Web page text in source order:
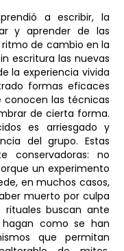
a escribir, la
y aprender de las
de cambio en la
escritura las nuevas
la experiencia vivida
formas eficaces
conocen las técnicas
de cierta forma.
es arriesgado y
del grupo. Estas
conservadoras: no
un experimento
en muchos casos,
muerto por culpa
rituales buscan ante
como se han
que permitan